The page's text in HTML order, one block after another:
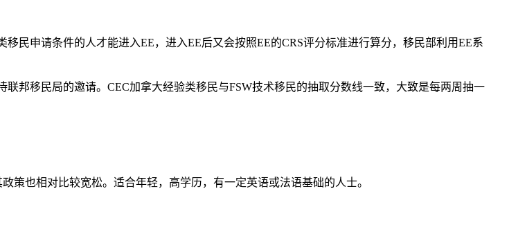
民申请条件的人才能进入EE，进入EE后又会按照EE的CRS评分标准进行算分，移民部利用EE系
邦移民局的邀请。CEC加拿大经验类移民与FSW技术移民的抽取分数线一致，大致是每两周抽一
策也相对比较宽松。适合年轻，高学历，有一定英语或法语基础的人士。